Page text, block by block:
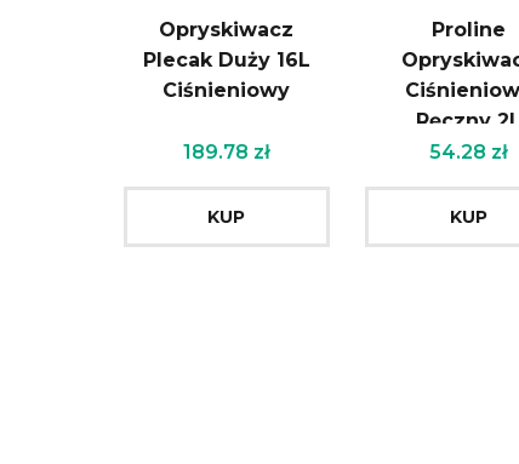
Opryskiwacz
Plecak Duży 16L
Ciśnieniowy
189.78 zł
KUP
Proline
Ręczny 2L
54.28 zł
KUP